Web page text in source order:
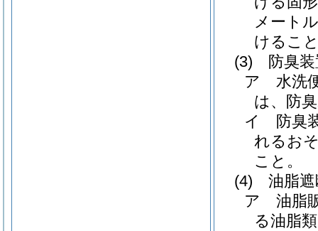
メート
けるこ
(3)
防臭
ア
水洗
は、防
イ
防臭
れるお
こと。
(4)
油脂
ア
油脂
る油脂